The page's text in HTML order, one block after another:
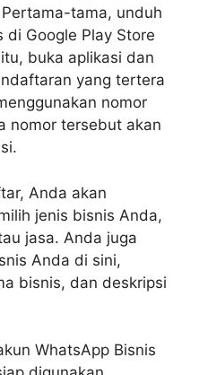
tama, unduh
di Google Play Store
buka aplikasi dan
yang tertera
nomor
nomor tersebut akan
Anda akan
jenis bisnis Anda,
jasa. Anda juga
Anda di sini,
bisnis, dan deskripsi
WhatsApp Bisnis